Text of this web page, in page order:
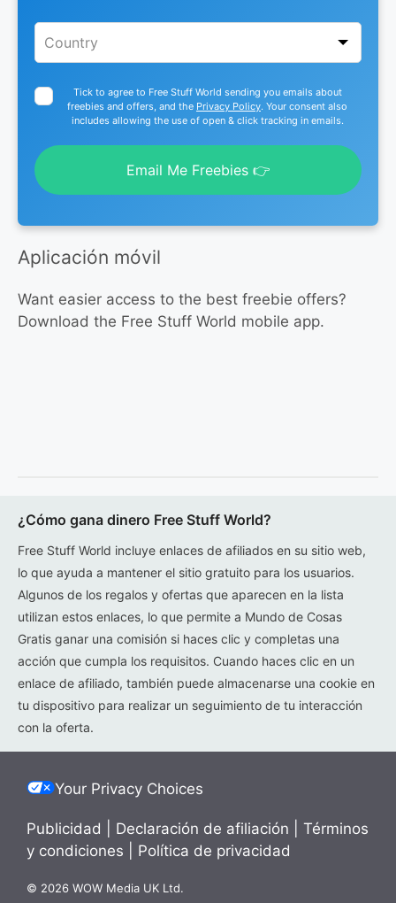
Tick to agree to Free Stuff World sending you emails about
freebies and offers, and the Privacy Policy. Your consent also
includes allowing the use of open & click tracking in emails.
Email Me Freebies 👉
Aplicación móvil
Want easier access to the best freebie offers?
Download the Free Stuff World mobile app.
¿Cómo gana dinero Free Stuff World?
Free Stuff World incluye enlaces de afiliados en su sitio web,
lo que ayuda a mantener el sitio gratuito para los usuarios.
Algunos de los regalos y ofertas que aparecen en la lista
utilizan estos enlaces, lo que permite a Mundo de Cosas
Gratis ganar una comisión si haces clic y completas una
acción que cumpla los requisitos. Cuando haces clic en un
enlace de afiliado, también puede almacenarse una cookie en
tu dispositivo para realizar un seguimiento de tu interacción
con la oferta.
Your Privacy Choices
Publicidad Declaración de afiliación
Términos
y condiciones
Política de privacidad
© 2026 WOW Media UK Ltd.